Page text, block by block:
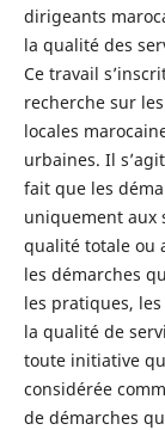
dirigeants
la qualité des
Ce travail
recherche sur
locales
urbaines. Il
fait que les
uniquement aux
qualité totale ou
les démarches
les pratiques,
la qualité de
toute initiative
considérée
de démarches